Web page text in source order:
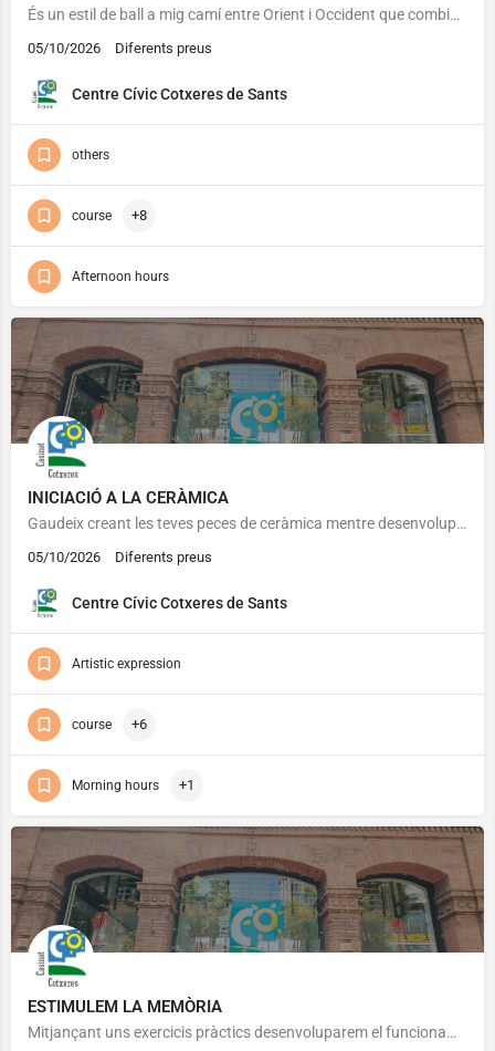
És un estil de ball a mig camí entre Orient i Occident que combina els moviments sensuals de les danses…
05/10/2026 Diferents preus
Centre Cívic Cotxeres de Sants
others
course +8
Afternoon hours
INICIACIÓ A LA CERÀMICA
Gaudeix creant les teves peces de ceràmica mentre desenvolupes la teva creativitat i habilitat manual.…
05/10/2026 Diferents preus
Centre Cívic Cotxeres de Sants
Artistic expression
course +6
Morning hours +1
ESTIMULEM LA MEMÒRIA
Mitjançant uns exercicis pràctics desenvoluparem el funcionament de la ment i especialment la memòria. Podrem…